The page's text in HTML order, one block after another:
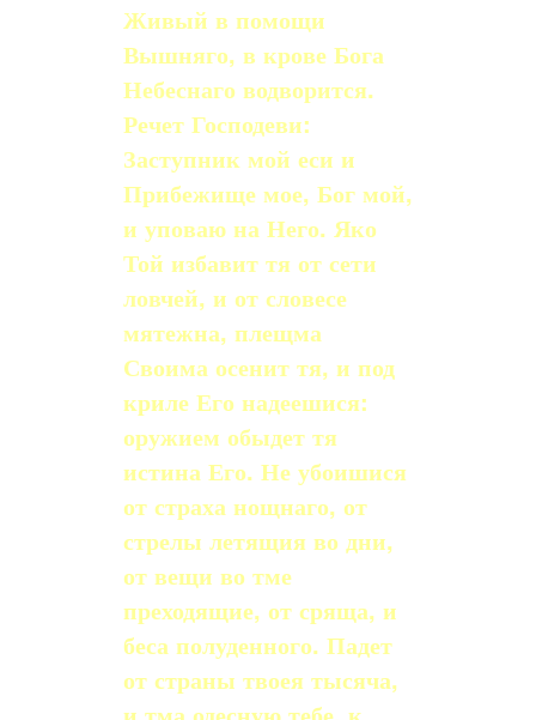
Живый в помощи
Вышняго, в крове Бога
Небеснаго водворится.
Речет Господеви:
Заступник мой еси и
Прибежище мое, Бог мой,
и уповаю на Него. Яко
Той избавит тя от сети
ловчей, и от словесе
мятежна, плещма
Своима осенит тя, и под
криле Его надеешися:
оружием обыдет тя
истина Его. Не убоишися
от страха нощнаго, от
стрелы летящия во дни,
от вещи во тме
преходящие, от сряща, и
беса полуденного. Падет
от страны твоея тысяча,